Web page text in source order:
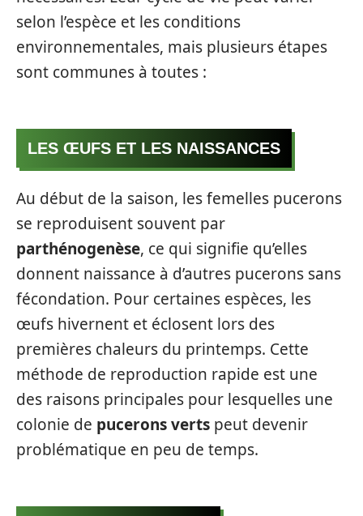
selon l’espèce et les conditions
environnementales, mais plusieurs étapes
sont communes à toutes :
LES ŒUFS ET LES NAISSANCES
Au début de la saison, les femelles pucerons
se reproduisent souvent par
parthénogenèse, ce qui signifie qu’elles
donnent naissance à d’autres pucerons sans
fécondation. Pour certaines espèces, les
œufs hivernent et éclosent lors des
premières chaleurs du printemps. Cette
méthode de reproduction rapide est une
des raisons principales pour lesquelles une
colonie de pucerons verts peut devenir
problématique en peu de temps.